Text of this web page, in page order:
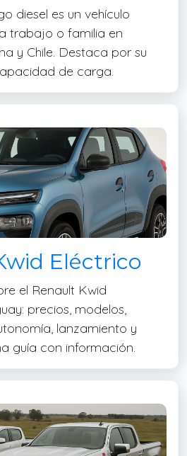
diesel es un vehículo
trabajo o familia en
y Chile. Destaca por su
de carga.
Eléctrico
el Renault Kwid
precios, modelos,
lanzamiento y
guía con información.